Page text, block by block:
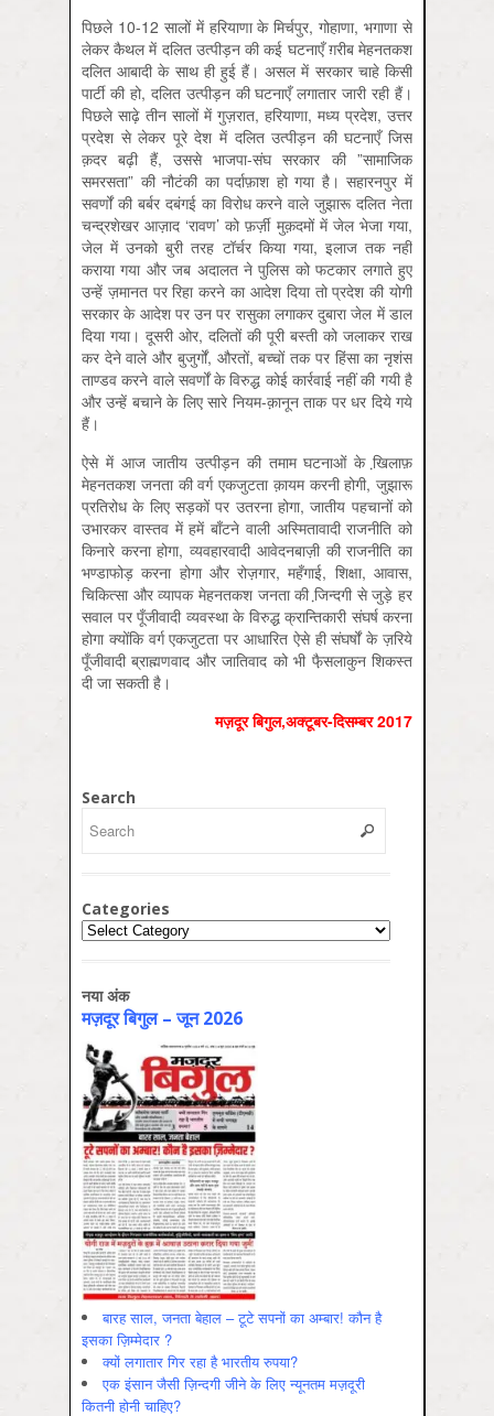
पि‍छले 10-12 सालों में हरियाणा के मिर्चपुर, गोहाणा, भगाणा से
लेकर कैथल में दलित उत्पीड़न की कई घटनाएँ ग़रीब मेहनतकश
दलित आबादी के साथ ही हुई हैं। असल में सरकार चाहे किसी
पार्टी की हो, दलित उत्पीड़न की घटनाएँ लगातार जारी रही हैं।
पि‍छले साढ़े तीन सालों में गुज़रात, हरियाणा, मध्य प्रदेश, उत्तर
प्रदेश से लेकर पूरे देश में दलित उत्पीड़न की घटनाएँ जिस
क़दर बढ़ी हैं, उससे भाजपा-संघ सरकार की ”सामाजिक
समरसता” की नौटंकी का पर्दाफ़ाश हो गया है। सहारनपुर में
सवर्णों की बर्बर दबंगई का विरोध करने वाले जुझारू दलित नेता
चन्द्रशेखर आज़ाद ‘रावण’ को फ़र्ज़ी मुक़दमों में जेल भेजा गया,
जेल में उनको बुरी तरह टॉर्चर किया गया, इलाज तक नहीं
कराया गया और जब अदालत ने पुलिस को फटकार लगाते हुए
उन्हें ज़मानत पर रिहा करने का आदेश दिया तो प्रदेश की योगी
सरकार के आदेश पर उन पर रासुका लगाकर दुबारा जेल में डाल
दिया गया। दूसरी ओर, दलितों की पूरी बस्ती को जलाकर राख
कर देने वाले और बुजुर्गों, औरतों, बच्चों तक पर हिंसा का नृशंस
ताण्डव करने वाले सवर्णों के विरुद्ध कोई कार्रवाई नहीं की गयी है
और उन्हें बचाने के लिए सारे नियम-क़ानून ताक पर धर दिये गये
हैं।
ऐसे में आज जातीय उत्पीड़न की तमाम घटनाओं के खि़लाफ़
मेहनतकश जनता की वर्ग एकजुटता क़ायम करनी होगी, जुझारू
प्रतिरोध के लिए सड़कों पर उतरना होगा, जातीय पहचानों को
उभारकर वास्तव में हमें बाँटने वाली अस्मितावादी राजनीति को
किनारे करना होगा, व्यवहारवादी आवेदनबाज़ी की राजनीति का
भण्डाफोड़ करना होगा और रोज़गार, महँगाई, शिक्षा, आवास,
चिकित्सा और व्यापक मेहनतकश जनता की जि़न्दगी से जुड़े हर
सवाल पर पूँजीवादी व्यवस्था के विरुद्ध क्रान्तिकारी संघर्ष करना
होगा क्योंकि वर्ग एकजुटता पर आधारित ऐसे ही संघर्षों के ज़रिये
पूँजीवादी ब्राह्मणवाद और जातिवाद को भी फै़सलाकुन शिकस्त
दी जा सकती है।
मज़दूर बिगुल,अक्‍टूबर-दिसम्‍बर 2017
Search
Categories
Categories
नया अंक
मज़दूर बिगुल – जून 2026
बारह साल, जनता बेहाल – टूटे सपनों का अम्बार! कौन है
इसका ज़िम्मेदार ?
क्यों लगातार गिर रहा है भारतीय रुपया?
एक इंसान जैसी ज़िन्दगी जीने के लिए न्यूनतम मज़दूरी
कितनी होनी चाहिए?